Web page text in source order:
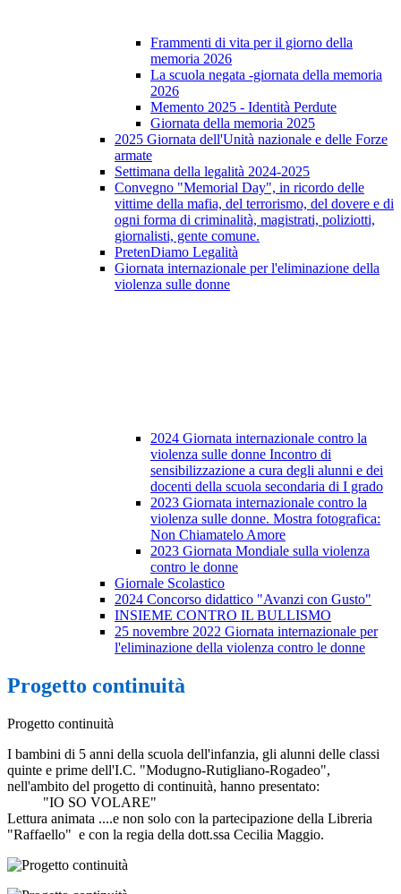
Frammenti di vita per il giorno della
memoria 2026
La scuola negata -giornata della memoria
2026
Memento 2025 - Identità Perdute
Giornata della memoria 2025
2025 Giornata dell'Unità nazionale e delle Forze
armate
Settimana della legalità 2024-2025
Convegno "Memorial Day", in ricordo delle
vittime della mafia, del terrorismo, del dovere e di
ogni forma di criminalità, magistrati, poliziotti,
giornalisti, gente comune.
PretenDiamo Legalità
Giornata internazionale per l'eliminazione della
violenza sulle donne
2024 Giornata internazionale contro la
violenza sulle donne Incontro di
sensibilizzazione a cura degli alunni e dei
docenti della scuola secondaria di I grado
2023 Giornata internazionale contro la
violenza sulle donne. Mostra fotografica:
Non Chiamatelo Amore
2023 Giornata Mondiale sulla violenza
contro le donne
Giornale Scolastico
2024 Concorso didattico "Avanzi con Gusto"
INSIEME CONTRO IL BULLISMO
25 novembre 2022 Giornata internazionale per
l'eliminazione della violenza contro le donne
Progetto continuità
Progetto continuità
I bambini di 5 anni della scuola dell'infanzia, gli alunni delle classi
quinte e prime dell'I.C. "Modugno-Rutigliano-Rogadeo",
nell'ambito del progetto di continuità, hanno presentato:
"IO SO VOLARE"
Lettura animata ....e non solo con la partecipazione della Libreria
"Raffaello" e con la regia della dott.ssa Cecilia Maggio.